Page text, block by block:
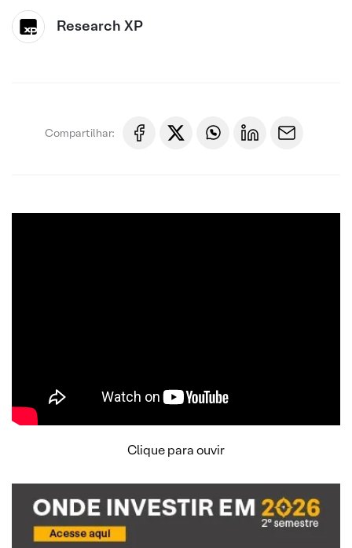
Research XP
Compartilhar:
Clique para ouvir